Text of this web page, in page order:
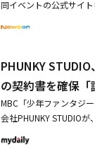
明らかにした。
逃げ事例が2度と再発
協のない強硬対応を続
ASY BOYS ユ・ジュン
ンの母親は、契約条件
ォンが6で会社が4」と
ォンは契約締結時すで
進めた。通常、成人し
親が契約条件の交渉に
組の決勝進出者に選定
ングシステムに参加す
ネジメント及びエージ
が見られる。一般的に
が進行中の場合、当該
でなく、今回のファン
方針だ。FANTASY
NT SHOP」が公演を強
る予定だ。ユ・ジュン
NKY STUDIOはユ・ジ
同イベントの公式サイ
また「公演を楽しみに
ングは7月5日（金）神
演行われる予定だった
予告。同イベントの企
BOYSのメンバーに少し
の制作会社を名指しで
め、当社に知らせずに
PHUNKY
の契約書を確保「
MBC「少年ファンタジ
会社PHUNKY STUDIO
「ユ・ジュンウォンと